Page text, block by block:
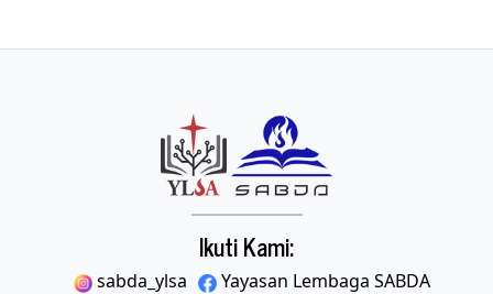
Ikuti Kami:
sabda_ylsa Yayasan Lembaga SABDA